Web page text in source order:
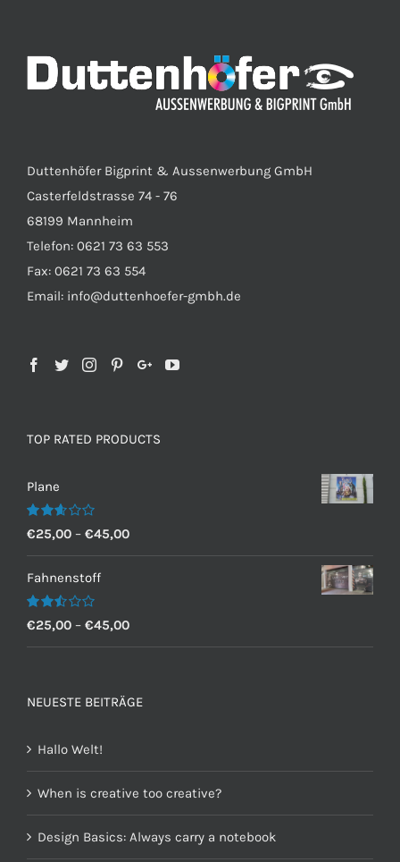
Duttenhöfer Bigprint & Aussenwerbung GmbH
Casterfeldstrasse 74 - 76
68199 Mannheim
Telefon: 0621 73 63 553
Fax: 0621 73 63 554
Email: info@duttenhoefer-gmbh.de
TOP RATED PRODUCTS
Plane
Bewertet
mit
2.60
von 5
€25,00 – €45,00
Fahnenstoff
Bewertet
mit
2.50
€25,00 – €45,00
NEUESTE BEITRÄGE
Hallo Welt!
When is creative too creative?
Design Basics: Always carry a notebook